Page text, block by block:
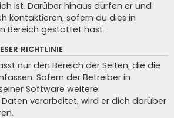
ist. Darüber hinaus dürfen er und
kontaktieren, sofern du dies in
Bereich gestattet hast.
RICHTLINIE
nur den Bereich der Seiten, die die
Sofern der Betreiber in
Software weitere
verarbeitet, wird er dich darüber